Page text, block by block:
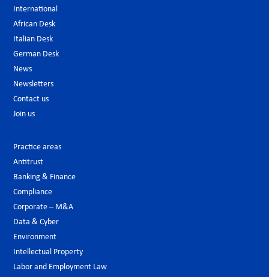
International
African Desk
Italian Desk
German Desk
News
Newsletters
Contact us
Join us
Practice areas
Antitrust
Banking & Finance
Compliance
Corporate – M&A
Data & Cyber
Environment
Intellectual Property
Labor and Employment Law